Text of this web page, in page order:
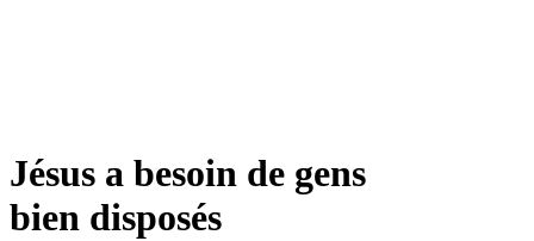
Jésus a besoin de gens
bien disposés